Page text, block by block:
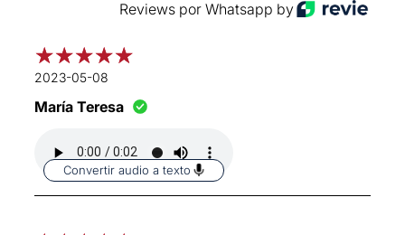
Reviews por Whatsapp by
2023-05-08
María Teresa
Convertir audio a texto